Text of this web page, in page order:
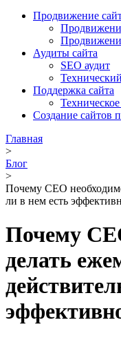
Продвижение
Аудиты сайта
SEO аудит
Поддержка сайта
Создание сайтов
Главная
>
Блог
>
Почему СЕО
ли в нем есть
Почему
делать